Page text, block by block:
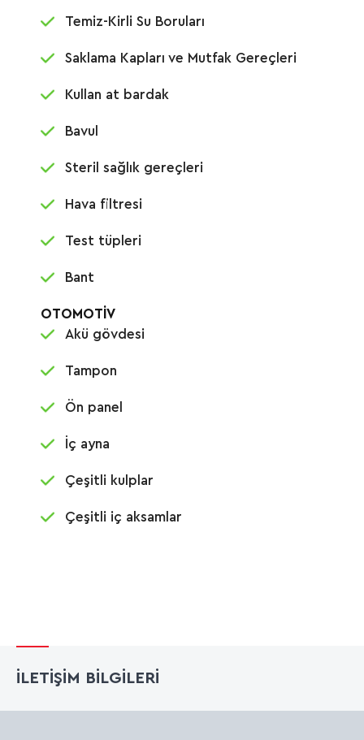
Temiz-Kirli Su Boruları
Saklama Kapları ve Mutfak Gereçleri
Kullan at bardak
Bavul
Steril sağlık gereçleri
Hava filtresi
Test tüpleri
Bant
OTOMOTİV
Akü gövdesi
Tampon
Ön panel
İç ayna
Çeşitli kulplar
Çeşitli iç aksamlar
İLETİŞİM BİLGİLERİ